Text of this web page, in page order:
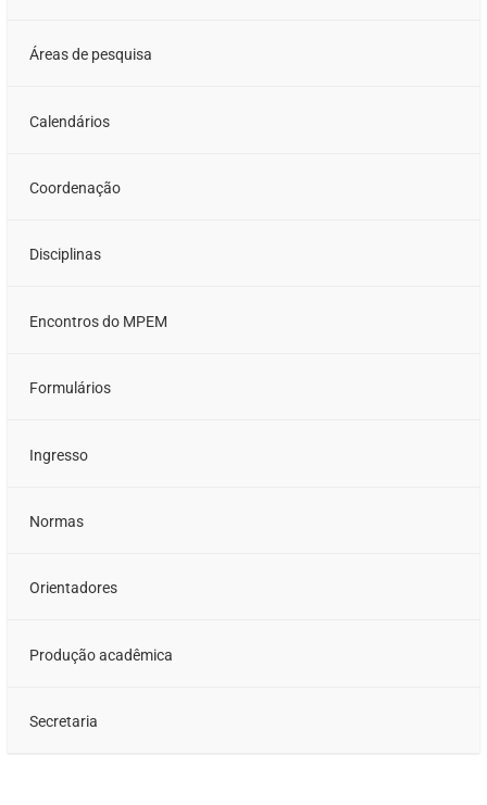
Áreas de pesquisa
Calendários
Coordenação
Disciplinas
Encontros do MPEM
Formulários
Ingresso
Normas
Orientadores
Produção acadêmica
Secretaria